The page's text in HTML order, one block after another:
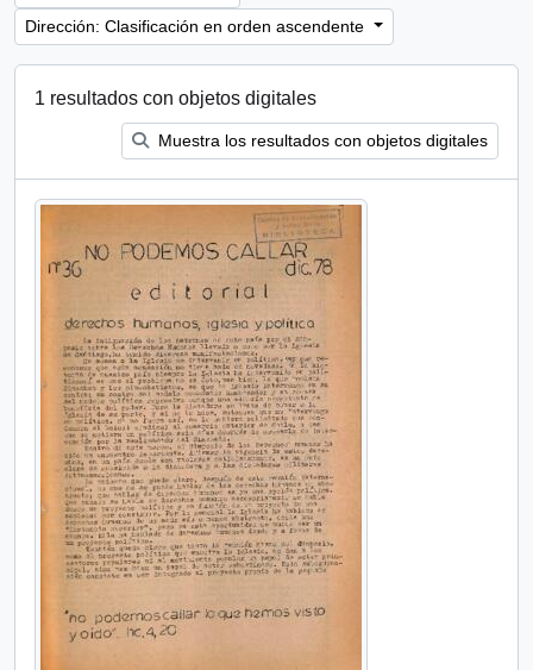
Dirección: Clasificación en orden ascendente
1 resultados con objetos digitales
Muestra los resultados con objetos digitales